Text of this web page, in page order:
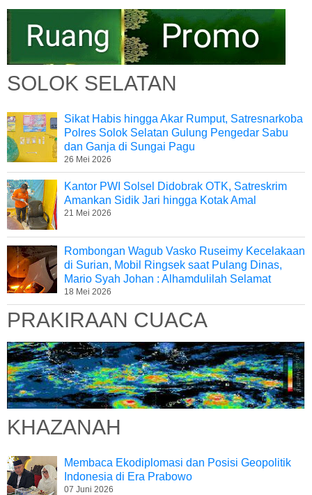
SOLOK SELATAN
Sikat Habis hingga Akar Rumput, Satresnarkoba
Polres Solok Selatan Gulung Pengedar Sabu
dan Ganja di Sungai Pagu
26 Mei 2026
Kantor PWI Solsel Didobrak OTK, Satreskrim
Amankan Sidik Jari hingga Kotak Amal
21 Mei 2026
Rombongan Wagub Vasko Ruseimy Kecelakaan
di Surian, Mobil Ringsek saat Pulang Dinas,
Mario Syah Johan : Alhamdulilah Selamat
18 Mei 2026
PRAKIRAAN CUACA
KHAZANAH
Membaca Ekodiplomasi dan Posisi Geopolitik
Indonesia di Era Prabowo
07 Juni 2026